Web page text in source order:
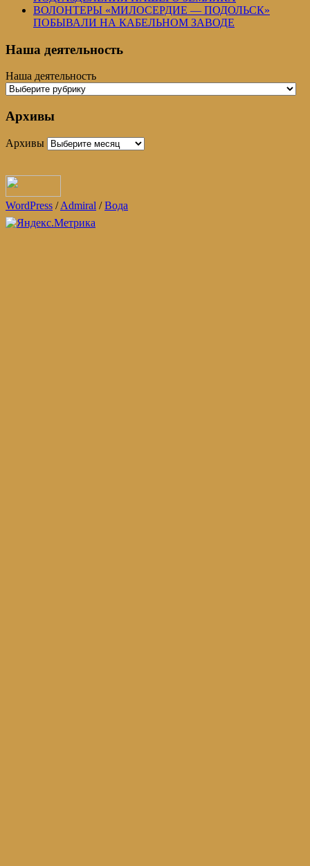
ВОЛОНТЕРЫ «МИЛОСЕРДИЕ — ПОДОЛЬСК»
ПОБЫВАЛИ НА КАБЕЛЬНОМ ЗАВОДЕ
Наша деятельность
Наша деятельность
Архивы
Архивы
WordPress /Admiral /Вода